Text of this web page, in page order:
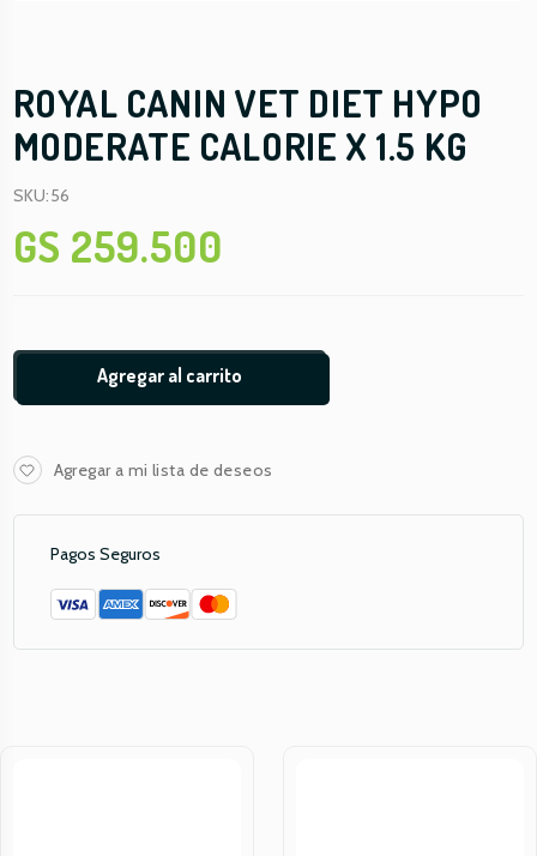
ROYAL CANIN VET DIET HYPO
MODERATE CALORIE X 1.5 KG
SKU:56
GS 259.500
Agregar al carrito
Agregar a mi lista de deseos
Pagos Seguros